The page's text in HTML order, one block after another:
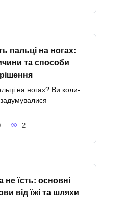
пальці на ногах:
та способи
на ногах? Ви коли-
2
не їсть: основні
від їжі та шляхи